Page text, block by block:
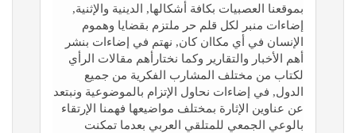
بموقعنا العصبيات بكافة أشكالها, الدينية والإثنية,
إضاءات منبر لكل قلم حر ملتزم بقضايا وهموم
الإنسان في أي مكاان كان, نهتم في إضاءات بنشر
أهم الأخبار والتقارير وكما نختارأهم مقالات الرأي
لكتاب من مختلف المشارب الفكرية من جميع
الدول, في إضاءات نحاول الإتزام بالموضوعية ونبتعد
عن عناوين الإثارة بمختلف مواضيعها فهمنا الإرتقاء
بالوعي الجمعي للمتلقي العربي بعدما تمكنت